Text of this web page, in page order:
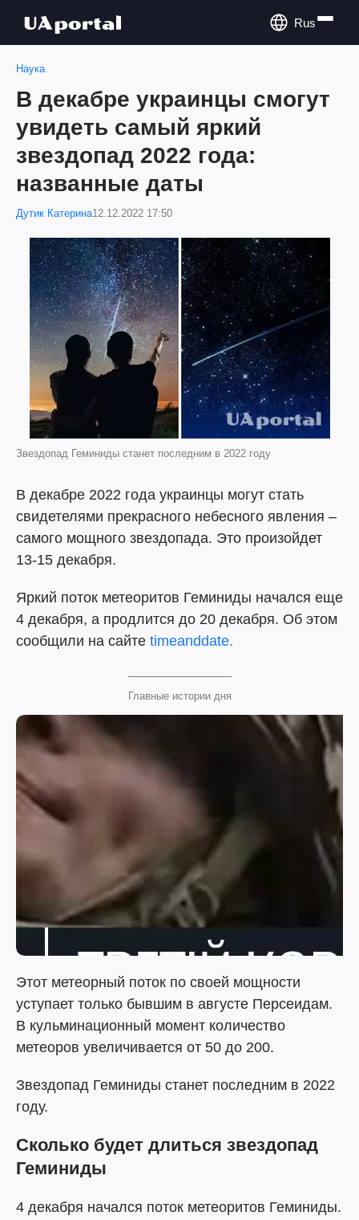
Rus
Наука
В декабре украинцы смогут
увидеть самый яркий
звездопад 2022 года:
названные даты
Дутик Катерина12.12.2022 17:50
Звездопад Геминиды станет последним в 2022 году
В декабре 2022 года украинцы могут стать
свидетелями прекрасного небесного явления –
самого мощного звездопада. Это произойдет
13-15 декабря.
Яркий поток метеоритов Геминиды начался еще
4 декабря, а продлится до 20 декабря. Об этом
сообщили на сайте timeanddate.
Главные истории дня
Этот метеорный поток по своей мощности
уступает только бывшим в августе Персеидам.
В кульминационный момент количество
метеоров увеличивается от 50 до 200.
Звездопад Геминиды станет последним в 2022
году.
Сколько будет длиться звездопад
Геминиды
4 декабря начался поток метеоритов Геминиды.